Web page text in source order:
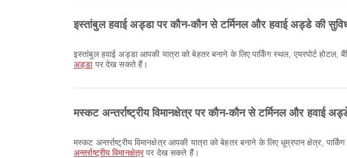
इस्तांबुल हवाई अड्डा पर कौन-कौन से टर्मिनल और हवाई अड्डे की
इस्तांबुल हवाई अड्डा आपकी यात्रा को बेहतर बनाने के लिए पार्किंग स्थल, एयरपोर्ट
अड्डापर देख सकते हैं।
मस्कट अन्तर्राष्ट्रीय विमानक्षेत्र पर कौन-कौन से टर्मिनल और हवाई
मस्कट अन्तर्राष्ट्रीय विमानक्षेत्र आपकी यात्रा को बेहतर बनाने के लिए धूम्रपान क्षेत्र,
अन्तर्राष्ट्रीय विमानक्षेत्रपर देख सकते हैं।